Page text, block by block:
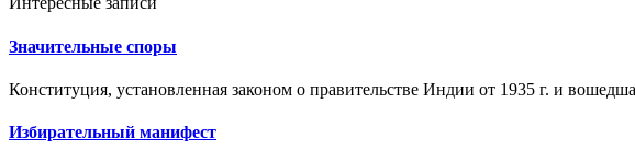
Значительные споры
Конституция, установленная законом о правительстве Индии от 1935 г. и
Избирательный манифест